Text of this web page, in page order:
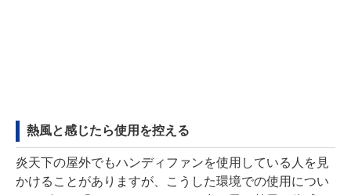
熱風と感じたら使用を控える
炎天下の屋外でもハンディファンを使用している人を見
かけることがありますが、こうした環境での使用につい